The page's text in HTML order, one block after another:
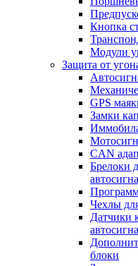
Кнопка
Модули
Защита от
GPS
Замки
CAN
Брелоки
Чехлы
Датчики
блоки